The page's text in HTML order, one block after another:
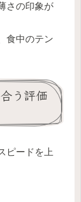
さの印象が
食中のテン
う評価
ピードを上